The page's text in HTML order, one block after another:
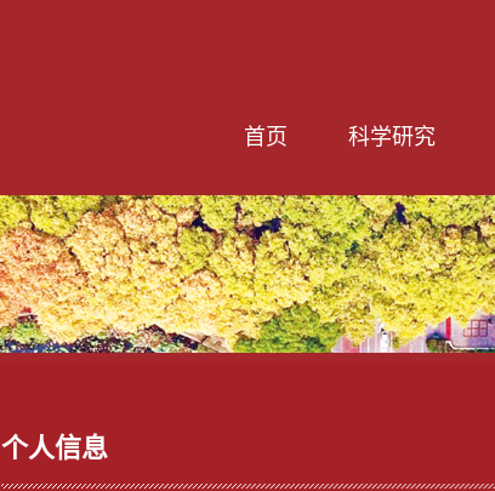
首页 科学研究
个人信息